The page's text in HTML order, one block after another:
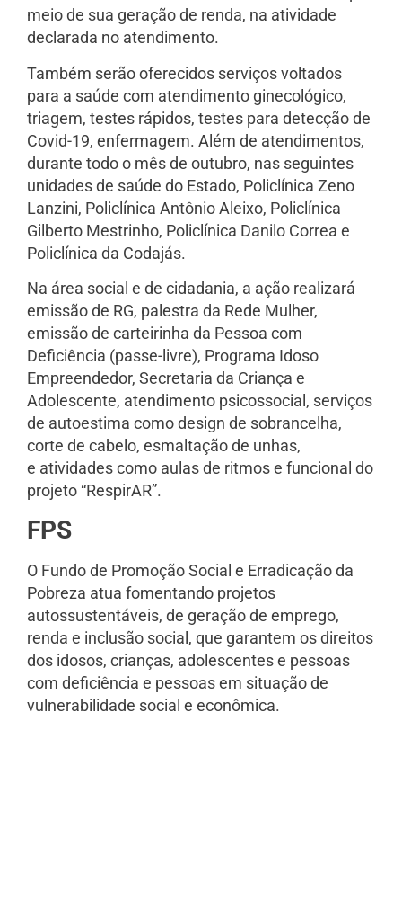
meio de sua geração de renda, na atividade
declarada no atendimento.
Também serão oferecidos serviços voltados
para a saúde com atendimento ginecológico,
triagem, testes rápidos, testes para detecção de
Covid-19, enfermagem. Além de atendimentos,
durante todo o mês de outubro, nas seguintes
unidades de saúde do Estado, Policlínica Zeno
Lanzini, Policlínica Antônio Aleixo, Policlínica
Gilberto Mestrinho, Policlínica Danilo Correa e
Policlínica da Codajás.
Na área social e de cidadania, a ação realizará
emissão de RG, palestra da Rede Mulher,
emissão de carteirinha da Pessoa com
Deficiência (passe-livre), Programa Idoso
Empreendedor, Secretaria da Criança e
Adolescente, atendimento psicossocial, serviços
de autoestima como design de sobrancelha,
corte de cabelo, esmaltação de unhas,
e atividades como aulas de ritmos e funcional do
projeto “RespirAR”.
FPS
O Fundo de Promoção Social e Erradicação da
Pobreza atua fomentando projetos
autossustentáveis, de geração de emprego,
renda e inclusão social, que garantem os direitos
dos idosos, crianças, adolescentes e pessoas
com deficiência e pessoas em situação de
vulnerabilidade social e econômica.